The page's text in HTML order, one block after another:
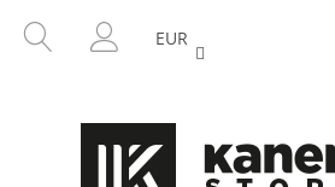
HĽADAŤ
PRIHLÁSENIE
EUR
SPÄŤ
SPÄŤ